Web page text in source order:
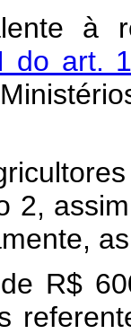
à
do art.
2,
R$